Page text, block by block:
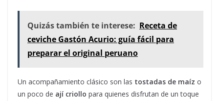
Quizás también te interese: Receta de
ceviche Gastón Acurio: guía fácil para
preparar el original peruano
Un acompañamiento clásico son las tostadas de maíz o
un poco de ají criollo para quienes disfrutan de un toque